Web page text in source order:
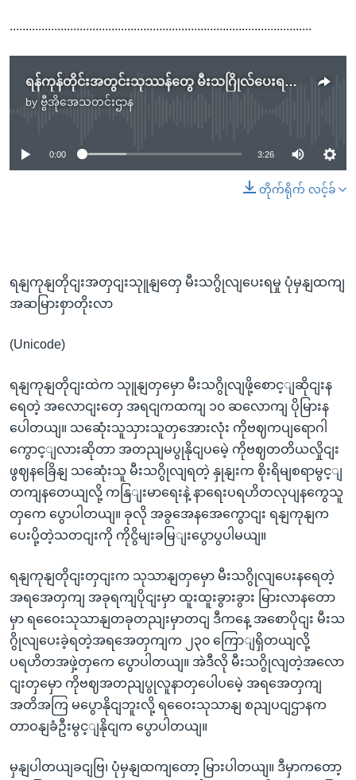
...............................................................................................
ရန်ကုန်တိုင်းအတွင်းသုဿန်တွေ မီးသဂြိုလ်ပေးရမှု ပုံမှန်ထက်အဆများစွာတိုးလာ
by ဗွီအိုအေသတင်းဌာန
No media source currently available
0:00 3:26
တိုက်ရိုက် လင့်ခ်
ရနျကုနျတိုငျးအတှငျးသုူနျတှေ မီးသဂွိုလျပေးရမှု ပုံမှနျထကျ
အဆမြားစှာတိုးလာ
(Unicode)
ရနျကုနျတိုငျးထဲက သုူနျတှမှော မီးသဂွိုလျဖို့စောင့ျဆိုငျးန
ရေတဲ့ အလောငျးတှေ အရငျကထကျ ၁၀ ဆလောကျ ပိုမြားန
ပေါတယျ။ သဆေုံးသူသှားသူတှအေားလုံး ကိုဗဈကပျရောဂါ
ကွောင့ျလားဆိုတာ အတညျမပွုနိုငျပမေဲ့ ကိုဗဈတတိယလှိုငျး
ဖွဈနခြေိနျ သဆေုံးသူ မီးသဂွိုလျရတဲ့ နှုနျးက စိုးရိမျစရာမွင့ျ
တကျနတေယျလို့ ကနြျးမာရေးနဲ့ နာရေးပရဟိတလုပျနကွေသူ
တှကေ ပွောပါတယျ။ ခုလို အခွအေနအေကွောငျး ရနျကုနျက
ပေးပို့တဲ့သတငျးကို ကိုငွိမျးခမြျးပွောပွပါမယျ။
ရနျကုနျတိုငျးတှငျးက သုသာနျတှမှော မီးသဂွိုလျပေးနရေတဲ့
အရအေတှကျ အခုရကျပိုငျးမှာ ထူးထူးခွားခွား မြားလာနတော
မှာ ရဝေေးသုသာနျတခုတညျးမှာတငျ ဒီကနေ့ အစောပိုငျး မီးသ
ဂွိုလျပေးခဲ့ရတဲ့အရအေတှကျက ၂၃၀ ကြောျရှိတယျလို့
ပရဟိတအဖှဲ့တှကေ ပွောပါတယျ။ အဲဒီလို မီးသဂွိုလျတဲ့အလော
ငျးတှမှော ကိုဗဈအတညျပွုလူနာတှပေါပမေဲ့ အရအေတှကျ
အတိအကြ မပွောနိုငျဘူးလို့ ရဝေေးသုသာနျ စညျပငျဌာနက
တာဝနျခံဦးမွင့ျနိုငျက ပွောပါတယျ။
မှနျပါတယျခငျဗြ၊ ပုံမှနျထကျတော့ မြားပါတယျ။ ဒီမှာကတော့